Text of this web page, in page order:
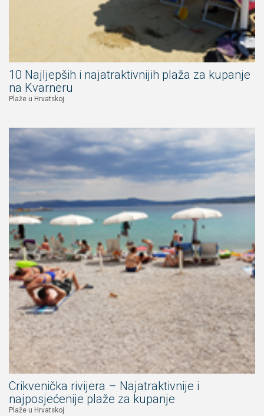
10 Najljepših i najatraktivnijih plaža za kupanje
na Kvarneru
Plaže u Hrvatskoj
Crikvenička rivijera – Najatraktivnije i
najposjećenije plaže za kupanje
Plaže u Hrvatskoj